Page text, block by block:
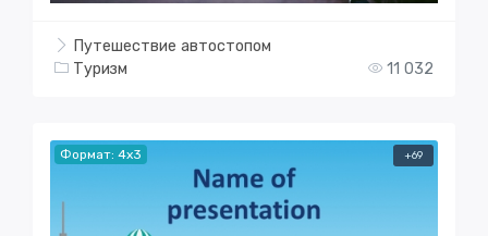
Путешествие автостопом
Туризм
11 032
Формат: 4x3 +69